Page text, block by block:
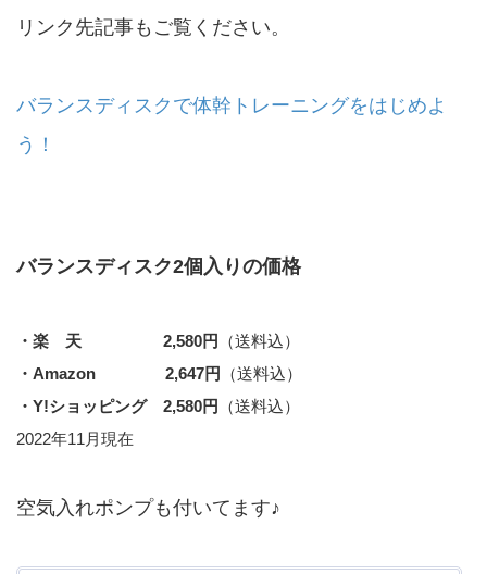
リンク先記事もご覧ください。
バランスディスクで体幹トレーニングをはじめよ
う！
バランスディスク2個入りの価格
・楽 天 2,580円
（送料込）
・Amazon 2,647円
（送料込）
・Y!ショッピング 2,580円
（送料込）
2022年11月現在
空気入れポンプも付いてます♪